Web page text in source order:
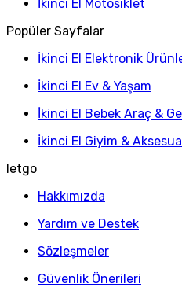
İkinci El Motosiklet
Popüler Sayfalar
İkinci El Elektronik
İkinci El Ev & Yaşam
İkinci El Bebek Araç &
İkinci El Giyim &
letgo
Hakkımızda
Yardım ve Destek
Sözleşmeler
Güvenlik Önerileri